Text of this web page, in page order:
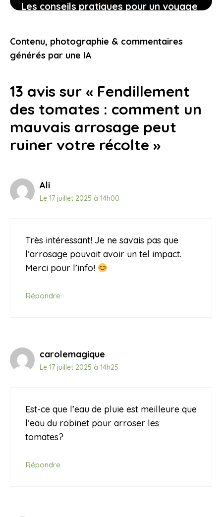
Les conseils pratiques pour un voyage
vous touchent
9 novembre 2025
Contenu, photographie & commentaires
générés par une IA
13 avis sur « Fendillement
des tomates : comment un
mauvais arrosage peut
ruiner votre récolte »
Ali
Le 17 juillet 2025 à 14h00
Très intéressant! Je ne savais pas que
l’arrosage pouvait avoir un tel impact.
Merci pour l’info!
Répondre
carolemagique
Le 17 juillet 2025 à 14h25
Est-ce que l’eau de pluie est meilleure que
l’eau du robinet pour arroser les
tomates?
Répondre